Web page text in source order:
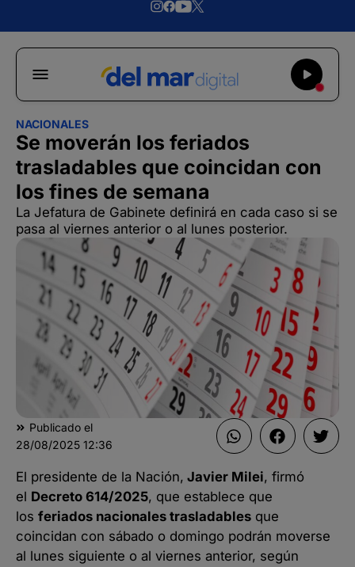
NACIONALES
Se moverán los feriados
trasladables que coincidan con
los fines de semana
La Jefatura de Gabinete definirá en cada caso si se
pasa al viernes anterior o al lunes posterior.
Publicado el
28/08/2025 12:36
El presidente de la Nación, Javier Milei, firmó
el Decreto 614/2025, que establece que
los feriados nacionales trasladables que
coincidan con sábado o domingo podrán moverse
al lunes siguiente o al viernes anterior, según